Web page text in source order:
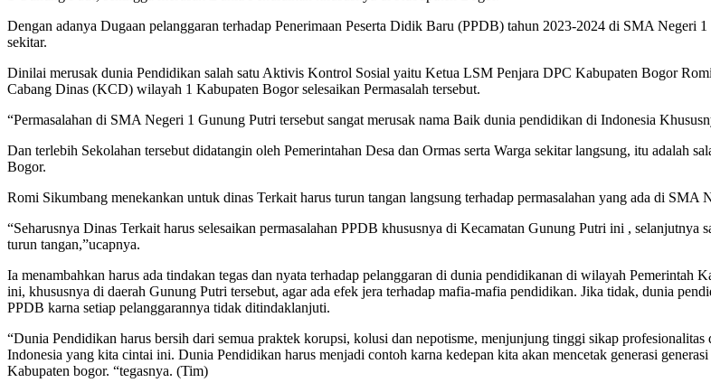
Dengan adanya Dugaan pelanggaran terhadap Penerimaan Peserta Didik Baru (PPDB) tahun 2023-2024 di SMA Negeri
sekitar.
Dinilai merusak dunia Pendidikan salah satu Aktivis Kontrol Sosial yaitu Ketua LSM Penjara DPC Kabupaten Bogor
Cabang Dinas (KCD) wilayah 1 Kabupaten Bogor selesaikan Permasalah tersebut.
“Permasalahan di SMA Negeri 1 Gunung Putri tersebut sangat merusak nama Baik dunia pendidikan di Indonesia
Dan terlebih Sekolahan tersebut didatangin oleh Pemerintahan Desa dan Ormas serta Warga sekitar langsung, itu
Bogor.
Romi Sikumbang menekankan untuk dinas Terkait harus turun tangan langsung terhadap permasalahan yang ada di SMA
“Seharusnya Dinas Terkait harus selesaikan permasalahan PPDB khususnya di Kecamatan Gunung Putri ini ,
turun tangan,”ucapnya.
Ia menambahkan harus ada tindakan tegas dan nyata terhadap pelanggaran di dunia pendidikanan di wilayah
ini, khususnya di daerah Gunung Putri tersebut, agar ada efek jera terhadap mafia-mafia pendidikan. Jika tidak, dunia
PPDB karna setiap pelanggarannya tidak ditindaklanjuti.
“Dunia Pendidikan harus bersih dari semua praktek korupsi, kolusi dan nepotisme, menjunjung tinggi sikap
Indonesia yang kita cintai ini. Dunia Pendidikan harus menjadi contoh karna kedepan kita akan mencetak generasi
Kabupaten bogor. “tegasnya. (Tim)